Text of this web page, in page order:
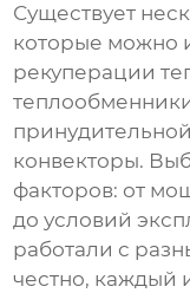
Существует
которые можно
рекуперации
конвекторы.
факторов: от
до условий
работали с
честно, каждый